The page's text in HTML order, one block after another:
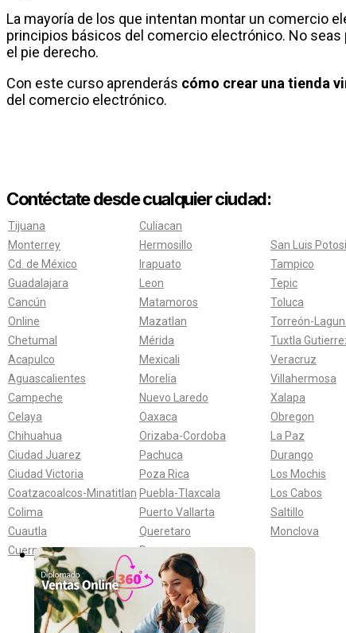
La mayoría de los que intentan montar un comercio
principios básicos del comercio electrónico. No
el pie derecho.
Con este curso aprenderás cómo crear una tienda
del comercio electrónico.
Contéctate desde cualquier ciudad:
Tijuana
Monterrey
Cd. de México
Guadalajara
Cancún
Online
Chetumal
Acapulco
Aguascalientes
Campeche
Celaya
Chihuahua
Ciudad Juarez
Ciudad Victoria
Coatzacoalcos-Minatitlan
Colima
Cuautla
Cuernavaca
Culiacan
Hermosillo
Irapuato
Leon
Matamoros
Mazatlan
Mérida
Mexicali
Morelia
Nuevo Laredo
Oaxaca
Orizaba-Cordoba
Pachuca
Poza Rica
Puebla-Tlaxcala
Puerto Vallarta
Queretaro
Reynosa
San Luis Potosi
Tampico
Tepic
Toluca
Torreón-
Tuxtla
Veracruz
Villahermosa
Xalapa
Obregon
La Paz
Durango
Los Mochis
Los Cabos
Saltillo
Monclova